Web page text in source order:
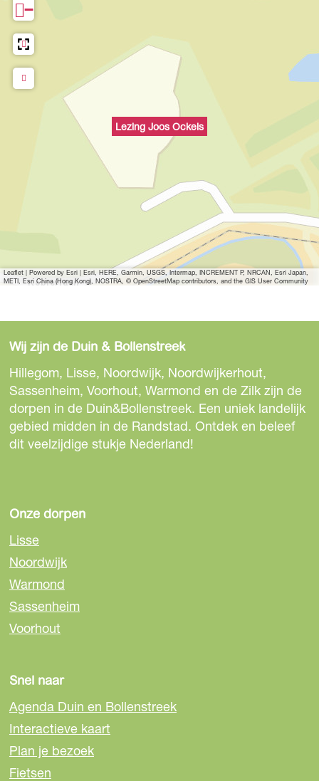
Lezing Joos Ockels
−
Leaflet | Powered by Esri | Esri, HERE, Garmin, USGS, Intermap, INCREMENT P, NRCAN, Esri Japan,
METI, Esri China (Hong Kong), NOSTRA, © OpenStreetMap contributors, and the GIS User Community
Wij zijn de Duin & Bollenstreek
Hillegom, Lisse, Noordwijk, Noordwijkerhout,
Sassenheim, Voorhout, Warmond en de Zilk zijn de
dorpen in de Duin&Bollenstreek. Een uniek landelijk
gebied midden in de Randstad. Ontdek en beleef
dit veelzijdige stukje Nederland!
Onze dorpen
Lisse
Noordwijk
Warmond
Sassenheim
Voorhout
Snel naar
Agenda Duin en Bollenstreek
Interactieve kaart
Plan je bezoek
Fietsen